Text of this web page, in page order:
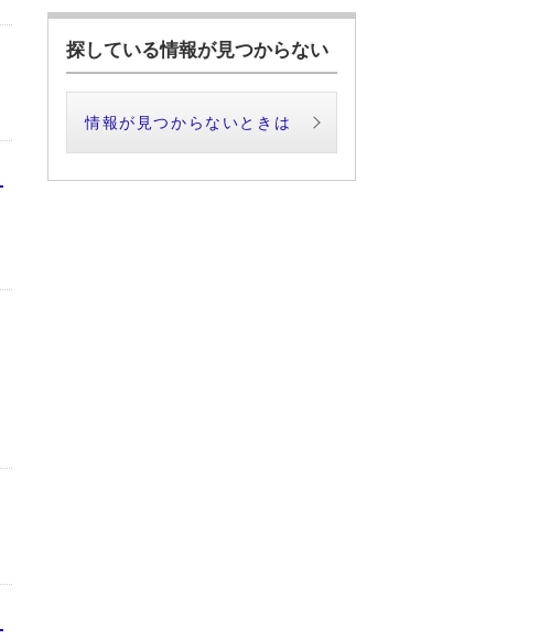
探している情報が見つからない
情報が見つからないときは